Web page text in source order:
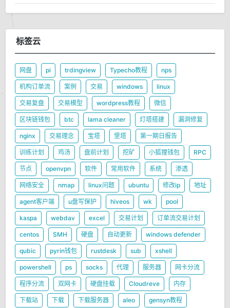
标签云
网盘 pi trdingview Typecho教程 nps
机构订单流 案例 交易 windows linux
交易复盘 交易模型 wordpress教程 微信
区块链钱包 btc lama cleaner 灯塔搭建 漏洞修复
nginx 交易理念 宝塔 堡塔 第一期日报告
训练计划 鸡汤 盘前计划 挖矿 小狐狸钱包 RPC
节点 openvpn 软件 常用软件 系统 渗透
网络安全 nmap linux问题 ubuntu 修改ip 地址
agent客户端 u盘写保护 hiveos wk pool
kaspa webdav excel 交易计划 订单流交易计划
centos SMH 硬盘 自动更新 windows defender
qubic pyrin钱包 rustdesk sub xshell
powershell ps socks 代理 服务器 网卡分流
程序分流 双网卡 硬盘挂载 Cloudreve 内存
下载站 下载 下载服务器 aleo gensyn教程